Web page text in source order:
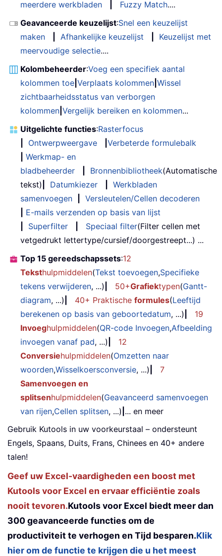
meerdere werkbladen Fuzzy Match....
Geavanceerde keuzelijst:Snel een keuzelijst
maken
Afhankelijke keuzelijst
Keuzelijst met
meervoudige selectie....
Kolombeheerder:Voeg een specifiek aantal
kolommen toe Verplaats kolommen Wissel
zichtbaarheidsstatus van verborgen
kolommen Vergelijk bereiken en kolommen...
Uitgelichte functies:Rasterfocus
Ontwerpweergave
Verbeterde formulebalk
Werkmap- en
bladbeheerder
Bronnenbibliotheek(Automatische
tekst)
Datumkiezer
Werkbladen
samenvoegen
Versleutelen/Cellen decoderen
E-mails verzenden op basis van lijst
Superfilter Speciaal filter(Filter cellen met
vetgedrukt lettertype/cursief/doorgestreept...) ...
Top 15 gereedschapssets:12
Teksthulpmiddelen(Tekst toevoegen,Specifieke
tekens verwijderen, ...) 50+Grafiektypen(Gantt-
diagram, ...) 40+ Praktische formules(Leeftijd
berekenen op basis van geboortedatum, ...)
19
Invoeghulpmiddelen(QR-code Invoegen,Afbeelding
invoegen vanaf pad, ...)
12
Conversiehulpmiddelen(Omzetten naar
woorden,Wisselkoersconversie, ...)
7
Samenvoegen en
splitsenhulpmiddelen(Geavanceerd samenvoegen
van rijen,Cellen splitsen, ...) ... en meer
Gebruik Kutools in uw voorkeurstaal – ondersteunt
Engels, Spaans, Duits, Frans, Chinees en 40+ andere
talen!
Geef uw Excel-vaardigheden een boost met
Kutools voor Excel en ervaar efficiëntie zoals
nooit tevoren.Kutools voor Excel biedt meer dan
300 geavanceerde functies om de
productiviteit te verhogen en Tijd besparen.Klik
hier om de functie te krijgen die u het meest